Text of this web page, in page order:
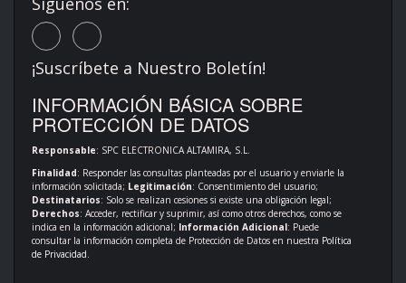
¡Suscríbete a Nuestro Boletín!
INFORMACIÓN BÁSICA SOBRE
PROTECCIÓN DE DATOS
Responsable: SPC ELECTRONICA ALTAMIRA, S.L.
Finalidad: Responder las consultas planteadas por el usuario y enviarle la
información solicitada; Legitimación: Consentimiento del usuario;
Destinatarios: Solo se realizan cesiones si existe una obligación legal;
Derechos: Acceder, rectificar y suprimir, así como otros derechos, como se
indica en la información adicional; Información Adicional: Puede
consultar la información completa de Protección de Datos en nuestra Política
de Privacidad.